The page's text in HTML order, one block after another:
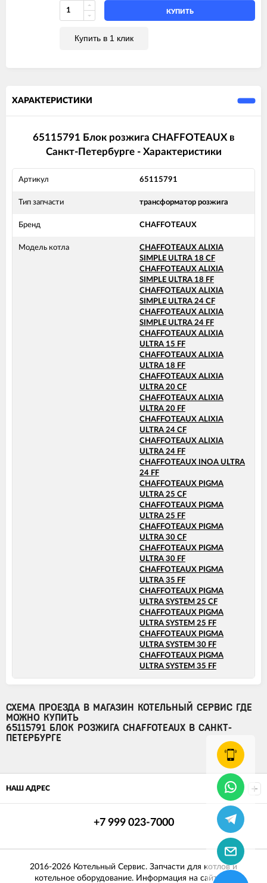
КУПИТЬ
Купить в 1 клик
ХАРАКТЕРИСТИКИ
65115791 Блок розжига CHAFFOTEAUX в
Санкт-Петербурге - Характеристики
Артикул 65115791
Тип запчасти трансформатор розжига
Бренд CHAFFOTEAUX
Модель котла
CHAFFOTEAUX ALIXIA
SIMPLE ULTRA 18 CF
CHAFFOTEAUX ALIXIA
SIMPLE ULTRA 18 FF
CHAFFOTEAUX ALIXIA
SIMPLE ULTRA 24 CF
CHAFFOTEAUX ALIXIA
SIMPLE ULTRA 24 FF
CHAFFOTEAUX ALIXIA
ULTRA 15 FF
CHAFFOTEAUX ALIXIA
ULTRA 18 FF
CHAFFOTEAUX ALIXIA
ULTRA 20 CF
CHAFFOTEAUX ALIXIA
ULTRA 20 FF
CHAFFOTEAUX ALIXIA
ULTRA 24 CF
CHAFFOTEAUX ALIXIA
ULTRA 24 FF
CHAFFOTEAUX INOA ULTRA
24 FF
CHAFFOTEAUX PIGMA
ULTRA 25 CF
CHAFFOTEAUX PIGMA
ULTRA 25 FF
CHAFFOTEAUX PIGMA
ULTRA 30 CF
CHAFFOTEAUX PIGMA
ULTRA 30 FF
CHAFFOTEAUX PIGMA
ULTRA 35 FF
CHAFFOTEAUX PIGMA
ULTRA SYSTEM 25 CF
CHAFFOTEAUX PIGMA
ULTRA SYSTEM 25 FF
CHAFFOTEAUX PIGMA
ULTRA SYSTEM 30 FF
CHAFFOTEAUX PIGMA
ULTRA SYSTEM 35 FF
СХЕМА ПРОЕЗДА В МАГАЗИН КОТЕЛЬНЫЙ СЕРВИС ГДЕ
МОЖНО КУПИТЬ
65115791 БЛОК РОЗЖИГА CHAFFOTEAUX В САНКТ-
ПЕТЕРБУРГЕ
НАШ АДРЕС
+7 999 023-7000
2016-2026 Котельный Сервис. Запчасти для котлов и
котельное оборудование. Информация на сайте не